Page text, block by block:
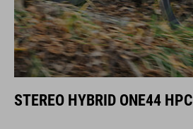
STEREO HYBRID ONE44 HPC